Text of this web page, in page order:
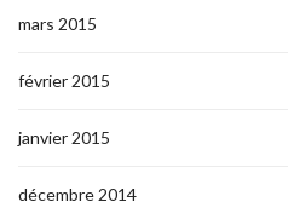
mars 2015
février 2015
janvier 2015
décembre 2014